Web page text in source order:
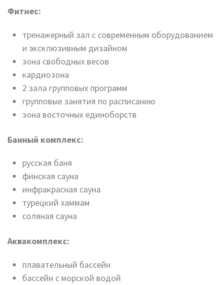
Фитнес:
тренажерный зал с современным оборудованием
и эксклюзивным дизайном
зона свободных весов
кардиозона
2 зала групповых программ
групповые занятия по расписанию
зона восточных единоборств
Банный комплекс:
русская баня
финская сауна
инфракрасная сауна
турецкий хаммам
соляная сауна
Аквакомплекс:
плавательный бассейн
бассейн с морской водой